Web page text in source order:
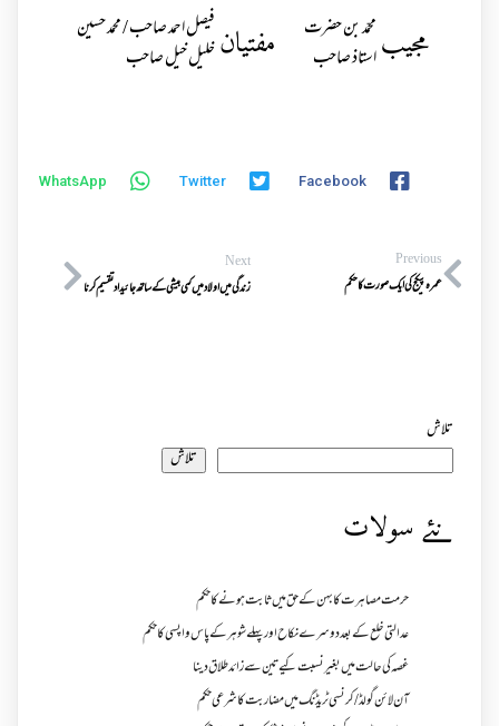
مجیب محمّد بن حضرت
استاذ صاحب
مفتیان فیصل احمد صاحب / محمد حسین
خلیل خیل صاحب
Facebook
Twitter
WhatsApp
Previous
عمرہ پیکج کی ایک صورت کا حکم
Next
زندگی میں اولاد میں کمی بیشی کے ساتھ جائیدادتقسیم کرنا
تلاش
تلاش
نئے سولات
حرمت مصاہرت کا بہن کے حق میں ثابت ہونے کا حکم
عدالتی خلع کے بعد دوسرے نکاح اور پہلے شوہر کے پاس واپسی کا حکم
غصہ کی حالت میں بغیر نسبت کیے تین سے زائد طلاق دینا
آن لائن گولڈ /کرنسی ٹریڈنگ میں مضاربت کا شرعی حکم